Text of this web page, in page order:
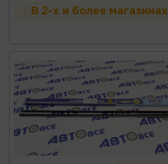
В 2-х и более магазинах